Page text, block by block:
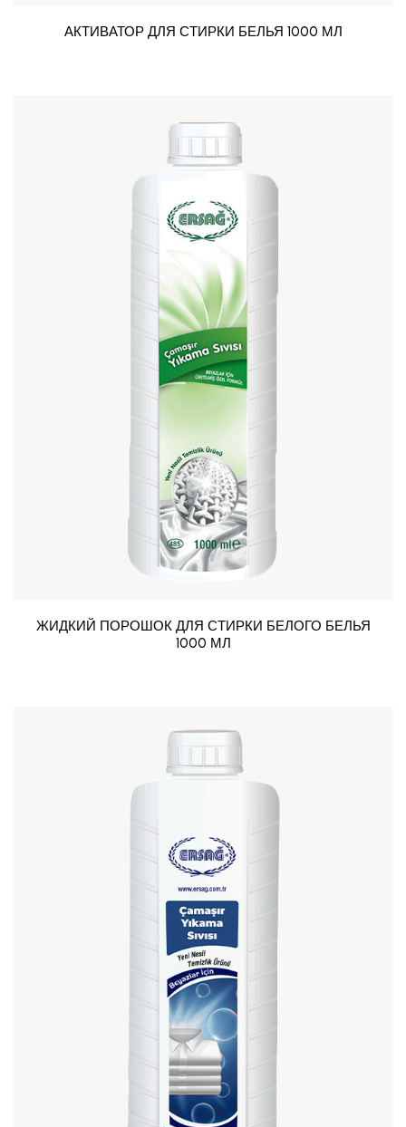
АКТИВАТОР ДЛЯ СТИРКИ БЕЛЬЯ 1000 МЛ
ЖИДКИЙ ПОРОШОК ДЛЯ СТИРКИ БЕЛОГО БЕЛЬЯ
1000 МЛ